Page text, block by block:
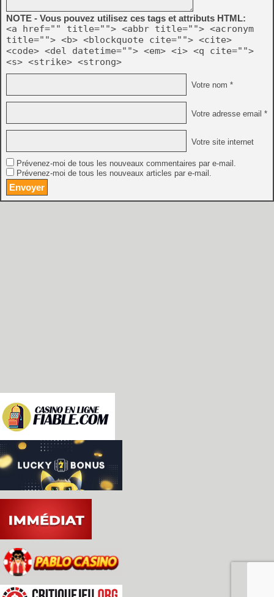
NOTE - Vous pouvez utilisez ces tags et attributs HTML:
<a href="" title=""> <abbr title=""> <acronym
title=""> <b> <blockquote cite=""> <cite>
<code> <del datetime=""> <em> <i> <q cite="">
<s> <strike> <strong>
Votre nom *
Votre adresse email *
Votre site internet
Prévenez-moi de tous les nouveaux commentaires par e-mail.
Prévenez-moi de tous les nouveaux articles par e-mail.